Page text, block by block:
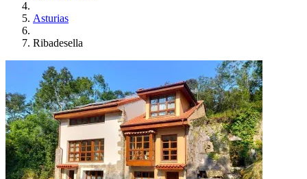
Asturias
Ribadesella